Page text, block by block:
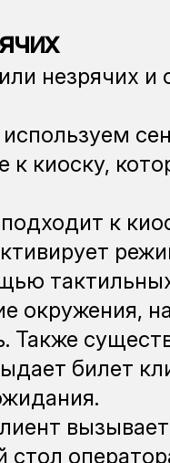
незрячих и
к киоску,
к
окружения,
Также
билет
стол